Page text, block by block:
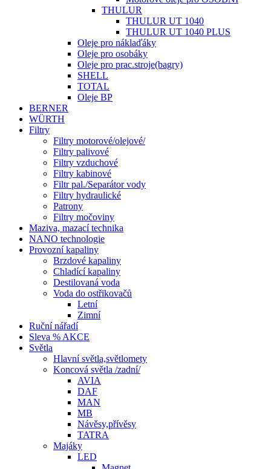
THULUR
THULUR UT 1040
THULUR UT 1040 PLUS
Oleje pro náklaďáky
Oleje pro osobáky
Oleje pro prac.stroje(bagry)
SHELL
TOTAL
Oleje BP
BERNER
WÜRTH
Filtry
Filtry motorové/olejové/
Filtry palivové
Filtry vzduchové
Filtry kabinové
Filtr pal./Separátor vody
Filtry hydraulické
Patrony
Filtry močoviny
Maziva, mazací technika
NANO technologie
Provozní kapaliny
Brzdové kapaliny
Chladící kapaliny
Destilovaná voda
Voda do ostřikovačů
Letní
Zimní
Ruční nářadí
Sleva % AKCE
Světla
Hlavní světla,světlomety
Koncová světla /zadní/
AVIA
DAF
MAN
MB
Návěsy,přívěsy
TATRA
Majáky
LED